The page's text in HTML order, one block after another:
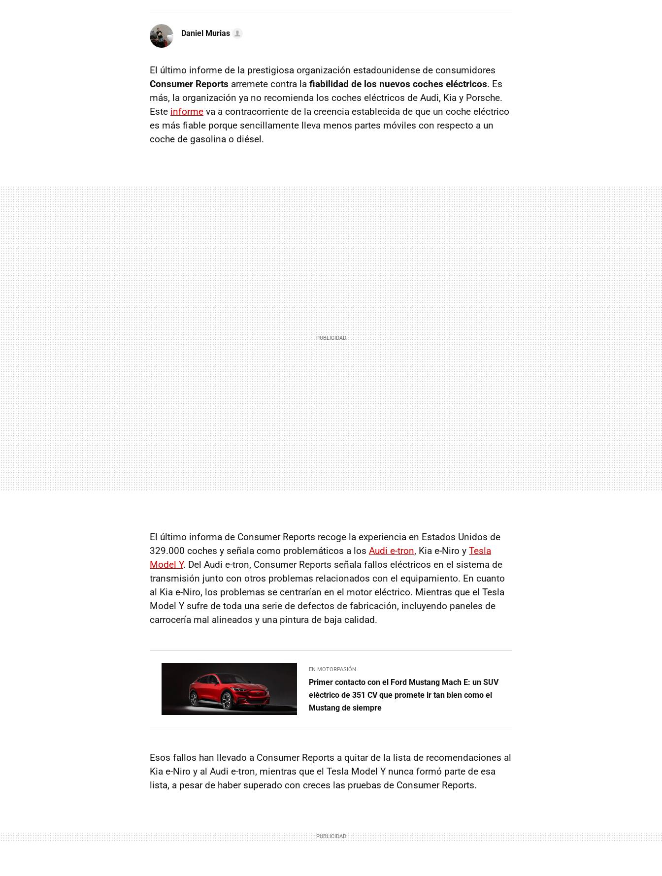
Daniel Murias
El último informe de la prestigiosa organización estadounidense de consumidores
Consumer Reports arremete contra la fiabilidad de los nuevos coches eléctricos. Es
más, la organización ya no recomienda los coches eléctricos de Audi, Kia y Porsche.
Este informe va a contracorriente de la creencia establecida de que un coche eléctrico
es más fiable porque sencillamente lleva menos partes móviles con respecto a un
coche de gasolina o diésel.
El último informa de Consumer Reports recoge la experiencia en Estados Unidos de
329.000 coches y señala como problemáticos a los Audi e-tron, Kia e-Niro y Tesla
Model Y. Del Audi e-tron, Consumer Reports señala fallos eléctricos en el sistema de
transmisión junto con otros problemas relacionados con el equipamiento. En cuanto
al Kia e-Niro, los problemas se centrarían en el motor eléctrico. Mientras que el Tesla
Model Y sufre de toda una serie de defectos de fabricación, incluyendo paneles de
carrocería mal alineados y una pintura de baja calidad.
EN MOTORPASIÓN
Primer contacto con el Ford Mustang Mach E: un SUV
eléctrico de 351 CV que promete ir tan bien como el
Mustang de siempre
Esos fallos han llevado a Consumer Reports a quitar de la lista de recomendaciones al
Kia e-Niro y al Audi e-tron, mientras que el Tesla Model Y nunca formó parte de esa
lista, a pesar de haber superado con creces las pruebas de Consumer Reports.